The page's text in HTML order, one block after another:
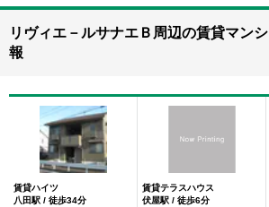
リヴィエ－ルサナエＢ周辺の賃貸マン
報
賃貸ハイツ
八田駅 / 徒歩34分
賃貸テラスハウス
伏屋駅 / 徒歩6分